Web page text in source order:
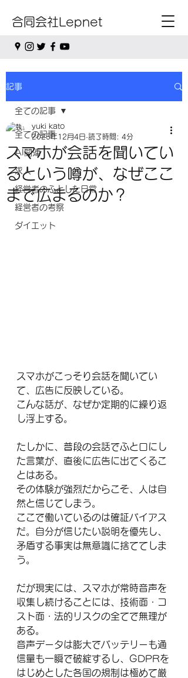
合同会社Lepnet
記事
全ての記事
AI関連
求人
経営者のふとした日常
経営者の考察
ダイエット
全ての記事
スマホが会話を聞いてい
るという噂が、なぜここ
まで広まるのか？
yuki kato
2025年12月4日 読了時間: 4分
スマホがこっそり会話を聞いてい
て、広告に反映している。
こんな話が、なぜか定期的に繰り返
し浮上する。
たしかに、普段の会話でふと口にし
た言葉が、直後に広告に出てくるこ
とはある。
その体験が強烈だからこそ、人は自
然と信じてしまう。
ここで働いているのは確証バイアス
だ。自分が信じたい説明を優先し、
矛盾する事実は無意識に捨ててしま
う。
だが現実には、スマホが常時音声を
収集し続けることには、技術面・コ
スト面・法的リスクの全てで無理が
ある。
音声データは膨大でバッテリーも通
信量も一瞬で破綻するし、GDPRを
はじめとした各国の規制は極めて厳